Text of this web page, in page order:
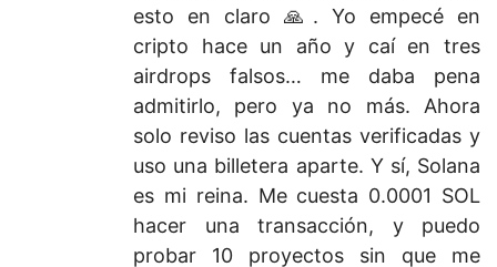
esto en claro 🙏. Yo empecé en
cripto hace un año y caí en tres
airdrops falsos… me daba pena
admitirlo, pero ya no más. Ahora
solo reviso las cuentas verificadas y
uso una billetera aparte. Y sí, Solana
es mi reina. Me cuesta 0.0001 SOL
hacer una transacción, y puedo
probar 10 proyectos sin que me